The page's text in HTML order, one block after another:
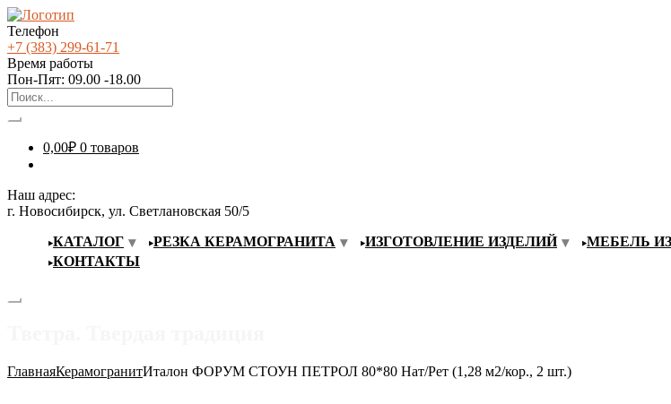
Телефон
+7 (383) 299-61-71
Время работы
Пон-Пят: 09.00 -18.00
0,00₽ 0 товаров
Наш адрес:
г. Новосибирск, ул. Светлановская 50/5
КАТАЛОГ
РЕЗКА КЕРАМОГРАНИТА ИЗГОТОВЛЕНИЕ ИЗДЕЛИЙ МЕБЕЛЬ
КОНТАКТЫ
ГлавнаяКерамогранитИталон ФОРУМ СТОУН ПЕТРОЛ 80*80 Нат/Рет (1,28 м2/кор., 2 шт.)